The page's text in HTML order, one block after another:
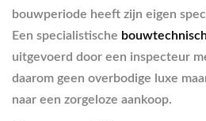
bouwperiode heeft zijn eigen
Een specialistische
uitgevoerd door een inspecteur
daarom geen overbodige luxe
naar een zorgeloze aankoop.